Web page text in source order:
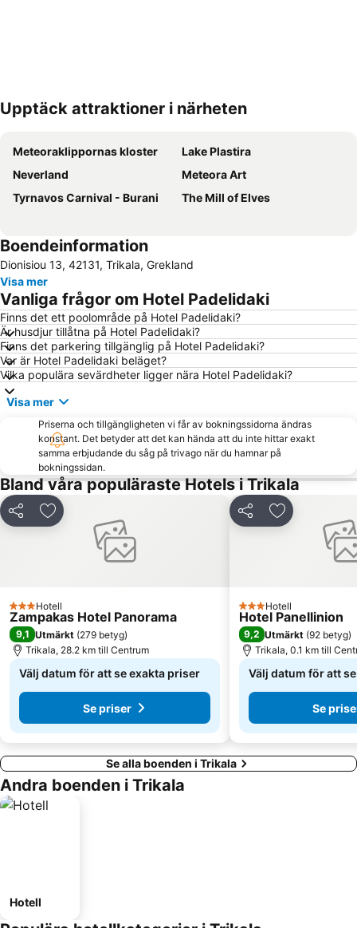
Förstora kartan
Upptäck attraktioner i närheten
Meteoraklippornas kloster
Lake Plastira
Neverland
Meteora Art
Tyrnavos Carnival - Burani
The Mill of Elves
Boendeinformation
Dionisiou 13, 42131, Trikala, Grekland
Visa mer
Vanliga frågor om Hotel Padelidaki
Finns det ett poolområde på Hotel Padelidaki?
Är husdjur tillåtna på Hotel Padelidaki?
Finns det parkering tillgänglig på Hotel Padelidaki?
Var är Hotel Padelidaki beläget?
Vilka populära sevärdheter ligger nära Hotel Padelidaki?
Visa mer
Priserna och tillgängligheten vi får av bokningssidorna ändras
konstant. Det betyder att det kan hända att du inte hittar exakt
samma erbjudande du såg på trivago när du hamnar på
bokningssidan.
Bland våra populäraste Hotels i Trikala
Dela Lägg till i Mina Favoriter
3 Stjärnor
Hotell
Zampakas Hotel Panorama
9,1 Utmärkt (279 betyg)
Trikala, 28.2 km till Centrum
Välj datum för att se exakta priser
Se priser
Dela Lägg till i
3 Stjärnor
Hotell
Hotel Panellinion
9,2 Utmärkt (92 betyg)
Trikala, 0.1 km till
Välj datum för att
Se
Se alla boenden i Trikala
Andra boenden i Trikala
Hotell